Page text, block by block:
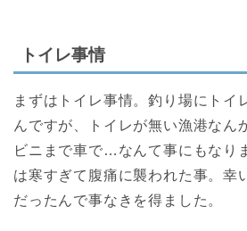
トイレ事情
まずはトイレ事情。釣り場にトイ
んですが、トイレが無い漁港なん
ビニまで車で…なんて事にもなり
は寒すぎて腹痛に襲われた事。幸
だったんで事なきを得ました。